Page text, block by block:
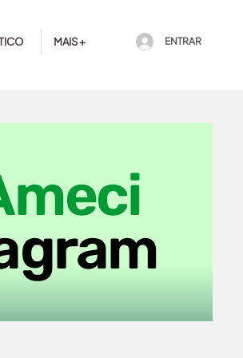
MAIS + ENTRAR